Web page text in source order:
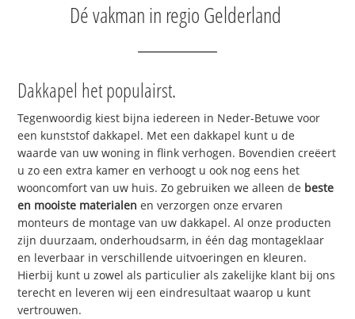
Dé vakman in regio Gelderland
Dakkapel het populairst.
Tegenwoordig kiest bijna iedereen in Neder-Betuwe voor
een kunststof dakkapel. Met een dakkapel kunt u de
waarde van uw woning in flink verhogen. Bovendien creëert
u zo een extra kamer en verhoogt u ook nog eens het
wooncomfort van uw huis. Zo gebruiken we alleen de beste
en mooiste materialen en verzorgen onze ervaren
monteurs de montage van uw dakkapel. Al onze producten
zijn duurzaam, onderhoudsarm, in één dag montageklaar
en leverbaar in verschillende uitvoeringen en kleuren.
Hierbij kunt u zowel als particulier als zakelijke klant bij ons
terecht en leveren wij een eindresultaat waarop u kunt
vertrouwen.